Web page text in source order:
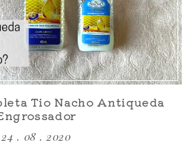
Tio Nacho Antiqueda
24 . 08 . 2020